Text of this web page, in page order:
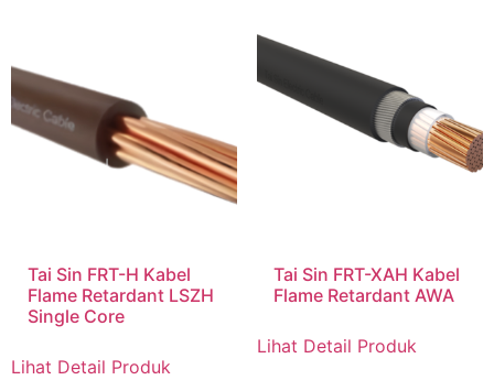
Tai Sin FRT-H Kabel
Flame Retardant LSZH
Single Core
Lihat Detail Produk
Tai Sin FRT-XAH Kabel
Flame Retardant AWA
Lihat Detail Produk